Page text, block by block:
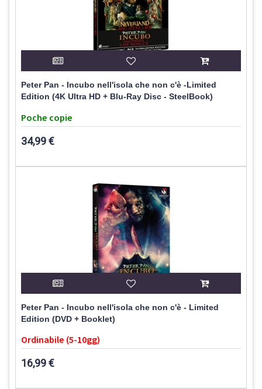
Peter Pan - Incubo nell'isola che non c'è -Limited
Edition (4K Ultra HD + Blu-Ray Disc - SteelBook)
Poche copie
34,99 €
Peter Pan - Incubo nell'isola che non c'è - Limited
Edition (DVD + Booklet)
Ordinabile (5-10gg)
16,99 €